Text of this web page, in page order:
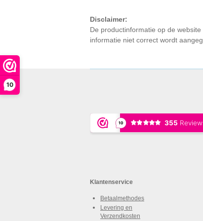
10
Disclaimer:
De productinformatie op de
informatie niet correct wordt
Klantenservice
Betaalmethodes
Levering en
Verzendkosten